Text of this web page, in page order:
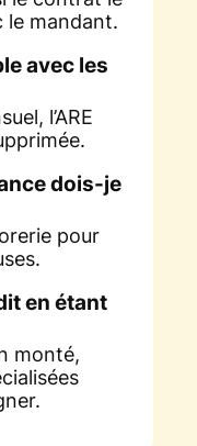
le mandant.
avec les
l’ARE
dois-je
pour
en étant
monté,